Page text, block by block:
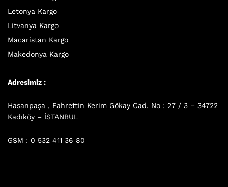
Letonya Kargo
Litvanya Kargo
Macaristan Kargo
Makedonya Kargo
Adresimiz :
Hasanpaşa , Fahrettin Kerim Gökay Cad. No : 27 / 3 – 34722
Kadıköy – İSTANBUL
GSM : 0 532 411 36 80